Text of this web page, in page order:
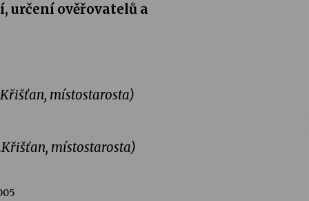
určení ověřovatelů a
místostarosta)
místostarosta)